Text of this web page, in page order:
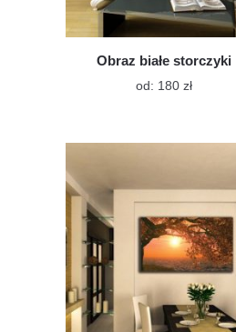
Obraz białe storczyki
od: 180 złTen
wiele
można
wybrać
na
stronie
produktu